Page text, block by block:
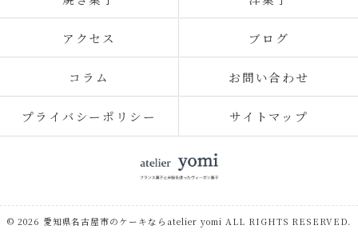
アクセス ブログ
コラム お問い合わせ
プライバシーポリシー サイトマップ
© 2026 愛知県名古屋市のケーキならatelier yomi ALL RIGHTS RESERVED.